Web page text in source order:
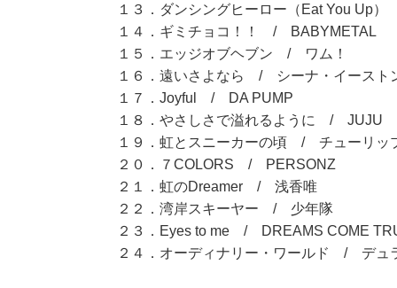
１３．ダンシングヒーロー（Eat You Up
１４．ギミチョコ！！ / BABYMETAL
１５．エッジオブヘブン / ワム！
１６．遠いさよなら / シーナ・イースト
１７．Joyful / DA PUMP
１８．やさしさで溢れるように / JUJU
１９．虹とスニーカーの頃 / チューリッ
２０．７COLORS / PERSONZ
２１．虹のDreamer / 浅香唯
２２．湾岸スキーヤー / 少年隊
２３．Eyes to me / DREAMS COME
２４．オーディナリー・ワールド / デュ